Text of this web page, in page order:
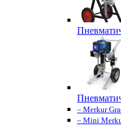
– Merkur
– Mini